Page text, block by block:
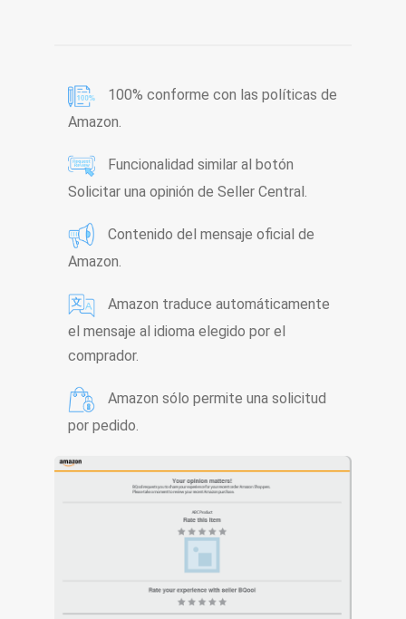
100% conforme con las políticas de
Amazon.
Funcionalidad similar al botón
Solicitar una opinión de Seller Central.
Contenido del mensaje oficial de
Amazon.
Amazon traduce automáticamente
el mensaje al idioma elegido por el
comprador.
Amazon sólo permite una solicitud
por pedido.